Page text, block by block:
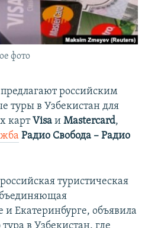
фото
российским
туры в Узбекистан для
карт Visa и Mastercard,
Радио Свобода – Радио
туристическая
и Екатеринбурге, объявила